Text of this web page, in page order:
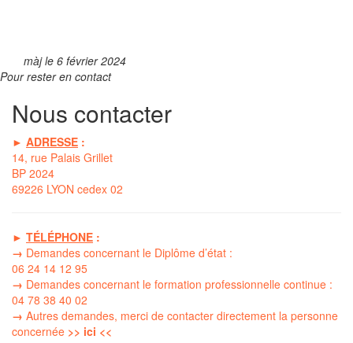
màj le 6 février 2024
Pour rester en contact
Nous contacter
► ADRESSE :
14, rue Palais Grillet
BP 2024
69226 LYON cedex 02
► TÉLÉPHONE :
→ Demandes concernant le Diplôme d’état :
06 24 14 12 95
→ Demandes concernant le formation professionnelle continue :
04 78 38 40 02
→ Autres demandes, merci de contacter directement la personne
concernée >> ici <<